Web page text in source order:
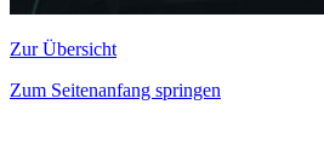
Zur Übersicht
Zum Seitenanfang springen